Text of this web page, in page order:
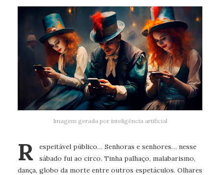
Imagem gerada por inteligência artificial
R
espeitável público… Senhoras e senhores… nesse
sábado fui ao circo. Tinha palhaço, malabarismo,
dança, globo da morte entre outros espetáculos. Olhares